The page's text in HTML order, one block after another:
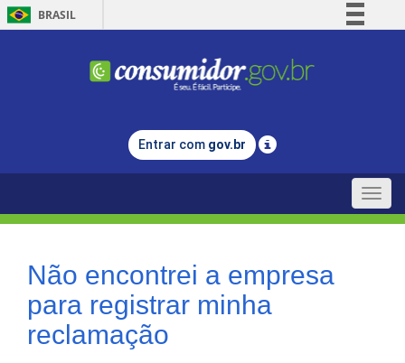
BRASIL
Comunica BR
Legislação
Entrar com gov.br
Toggle
Não encontrei a empresa
para registrar minha
reclamação